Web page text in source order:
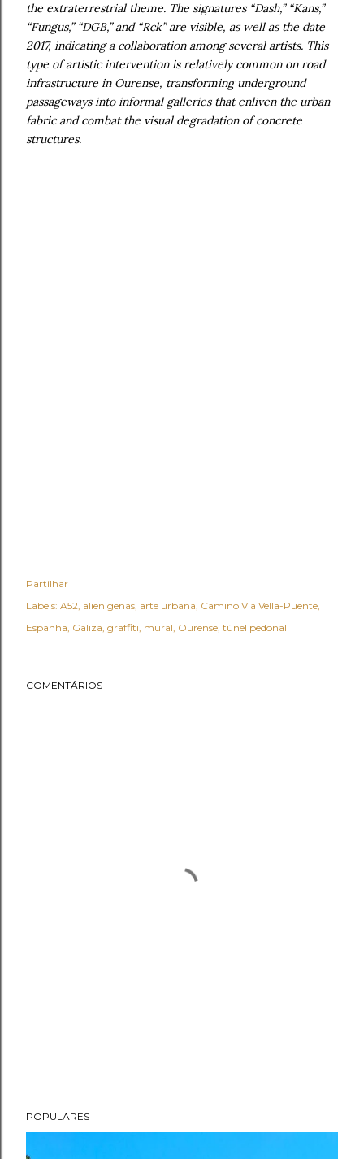
the extraterrestrial theme. The signatures “Dash,” “Kans,”
“Fungus,” “DGB,” and “Rck” are visible, as well as the date
2017, indicating a collaboration among several artists. This
type of artistic intervention is relatively common on road
infrastructure in Ourense, transforming underground
passageways into informal galleries that enliven the urban
fabric and combat the visual degradation of concrete
structures.
Partilhar
Labels: A52 alienígenas arte urbana Camiño Vía Vella-Puente
Espanha Galiza graffiti mural Ourense túnel pedonal
COMENTÁRIOS
POPULARES